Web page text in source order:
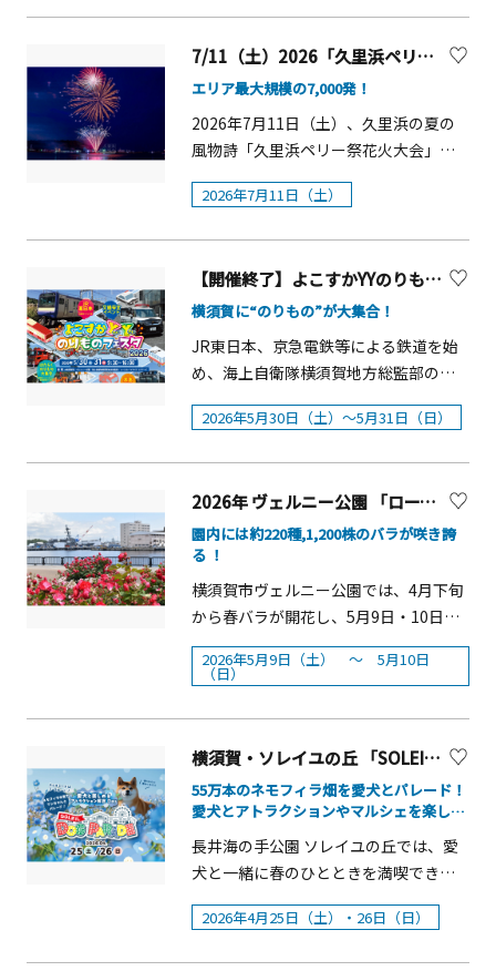
花とグルメ、イベントがそろう夏のソ
レイユの丘で、季節ならではのひとと
きをお楽しみください。【概要】■開
花場所：フラワーガーデンウエスト・
園内各所■開花時期：2026年8月上旬～
9月下旬■見頃：2026年8月上旬～■開
花本数：約10万本（園内全体）■主な
品種：パイオニア、ダンシングサン※
開花時期・見頃は天候などにより変動
②農産物直売所 すかなごっそ
③YOKOSUKA軍港めぐり④横須賀美術
館（スタンプの獲得は2026年９月上旬
（再オープン）から）⑤佐島マリーナ
（スタンプの獲得は2026年９月25日か
ら）⑥いちご よこすかポートマーケ
アシス）⑧808Cafe10R（逗子海岸ロー
ドオアシス）⑨城ヶ島海上イケス釣り
堀J&rsquo;s Fishing⑩うらりマルシェ
⑪三崎朝市⑫葉山ステーション⑬たぶ
ん世界一小さいチョコレート工場（レ
ストハウス逗葉）
18：30（予定）■開催場所海辺つり公
園（横須賀市平成町3丁目1）うみかぜ
公園（横須賀市平成町3丁目23）新港ふ
頭 （横須賀市新港町）ほか
7/11（土）2026「久里浜ペリー祭花火大会」【横須賀市】
エリア最大規模の7,000発！
2026年7月11日（土）、久里浜の夏の
風物詩「久里浜ペリー祭花火大会」を
開催します。エリア最大規模となる約
7,000発の花火が、久里浜の夜空と海を
式典」、「KURIHAMAパレード」「盆
踊り」も同日開催。会場には100店舗以
上の露店が並び、にぎわいあふれる1日
をお楽しみいただけます。ぜひご家族
里浜ペリー祭花火大会 概要■開催
止、順延無し■開催時間：19：30～
20：00■主催：久里浜観光協会 ＜有料
観覧席（一般協賛席）について＞今年
は約3,000席を用意、2026年6月5日よ
席：9,000円／ペア会場：カインズ裏岸
壁（旧ニチロ岸壁） （開場17：00）
※返金なし
2026年7月11日（土）
【開催終了】よこすかYYのりものフェスタ2026
横須賀に“のりもの”が大集合！
JR東日本、京急電鉄等による鉄道を始
め、海上自衛隊横須賀地方総監部の艦
艇、その他自動車などの「のりもの」
というテーマを通じて横須賀を楽しん
2026年5月30日（土）～5月31日（日）
2026年 ヴェルニー公園 「ローズフェスタ」【横須賀市】
園内には約220種,1,200株のバラが咲き誇
る ！
横須賀市ヴェルニー公園では、4月下旬
から春バラが開花し、5月9日・10日に
は「春のローズフェスタ」を開催しま
す。バラと横須賀港の景色を楽しめま
の香りと共に、心豊かなひとときをお
過ごしください。概要■開催日：2026
間：10：00～16：00■内 容：花苗販
付のワークショップやキッチンカーが
出店します。9日（土）には横須賀市消
防団音楽隊による演奏、10日（日）は
ジャズの園内パレード生演奏も行いま
す。
2026年5月9日（土） ～ 5月10日
（日）
横須賀・ソレイユの丘 「SOLEIL DOG PARADE 2026 ～ネモフィラ畑に大集合！～」
55万本のネモフィラ畑を愛犬とパレード！
愛犬とアトラクションやマルシェを楽しめ
に開催
長井海の手公園 ソレイユの丘では、愛
犬と一緒に春のひとときを満喫できる
横須賀市最大級のドッグイベント
『SOLEIL DOG PARADE 2026 ～ネモフ
2026年4月25日（土）・26日（日）